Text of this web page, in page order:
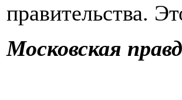
правительства.
Московская